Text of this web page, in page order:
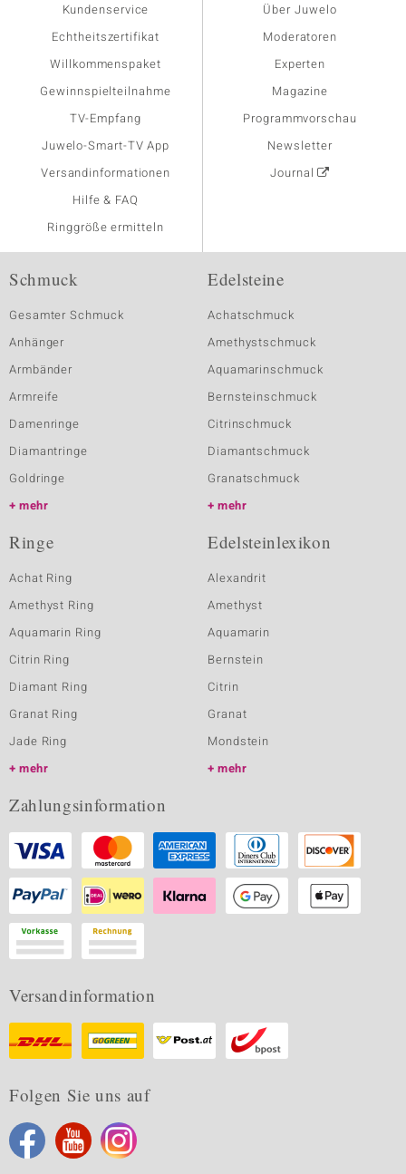
Kundenservice
Echtheitszertifikat
Willkommenspaket
Gewinnspielteilnahme
TV-Empfang
Juwelo-Smart-TV App
Versandinformationen
Hilfe & FAQ
Ringgröße ermitteln
Über Juwelo
Moderatoren
Experten
Magazine
Programmvorschau
Newsletter
Journal
Schmuck
Gesamter Schmuck
Anhänger
Armbänder
Armreife
Damenringe
Diamantringe
Goldringe
mehr
Edelsteine
Achatschmuck
Amethystschmuck
Aquamarinschmuck
Bernsteinschmuck
Citrinschmuck
Diamantschmuck
Granatschmuck
mehr
Ringe
Achat Ring
Amethyst Ring
Aquamarin Ring
Citrin Ring
Diamant Ring
Granat Ring
Jade Ring
mehr
Edelsteinlexikon
Alexandrit
Amethyst
Aquamarin
Bernstein
Citrin
Granat
Mondstein
mehr
Zahlungsinformation
Versandinformation
Folgen Sie uns auf